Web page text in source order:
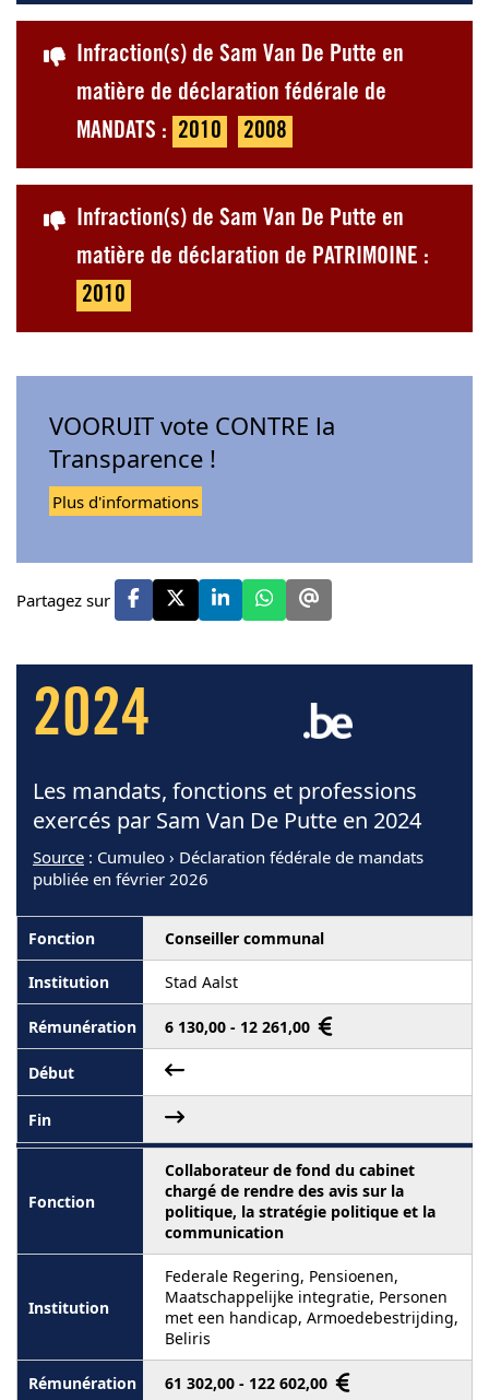
Infraction(s) de Sam Van De Putte en
matière de déclaration fédérale de
MANDATS : 2010 2008
Infraction(s) de Sam Van De Putte en
matière de déclaration de PATRIMOINE :
2010
VOORUIT vote CONTRE la
Transparence !
Plus d'informations
Partagez sur
2024
Les mandats, fonctions et professions
exercés par Sam Van De Putte en 2024
Source : Cumuleo › Déclaration fédérale de mandats
publiée en février 2026
Conseiller communal
Stad Aalst
6 130,00 - 12 261,00
Collaborateur de fond du cabinet
chargé de rendre des avis sur la
politique, la stratégie politique et la
communication
Federale Regering, Pensioenen,
Maatschappelijke integratie, Personen
met een handicap, Armoedebestrijding,
Beliris
61 302,00 - 122 602,00